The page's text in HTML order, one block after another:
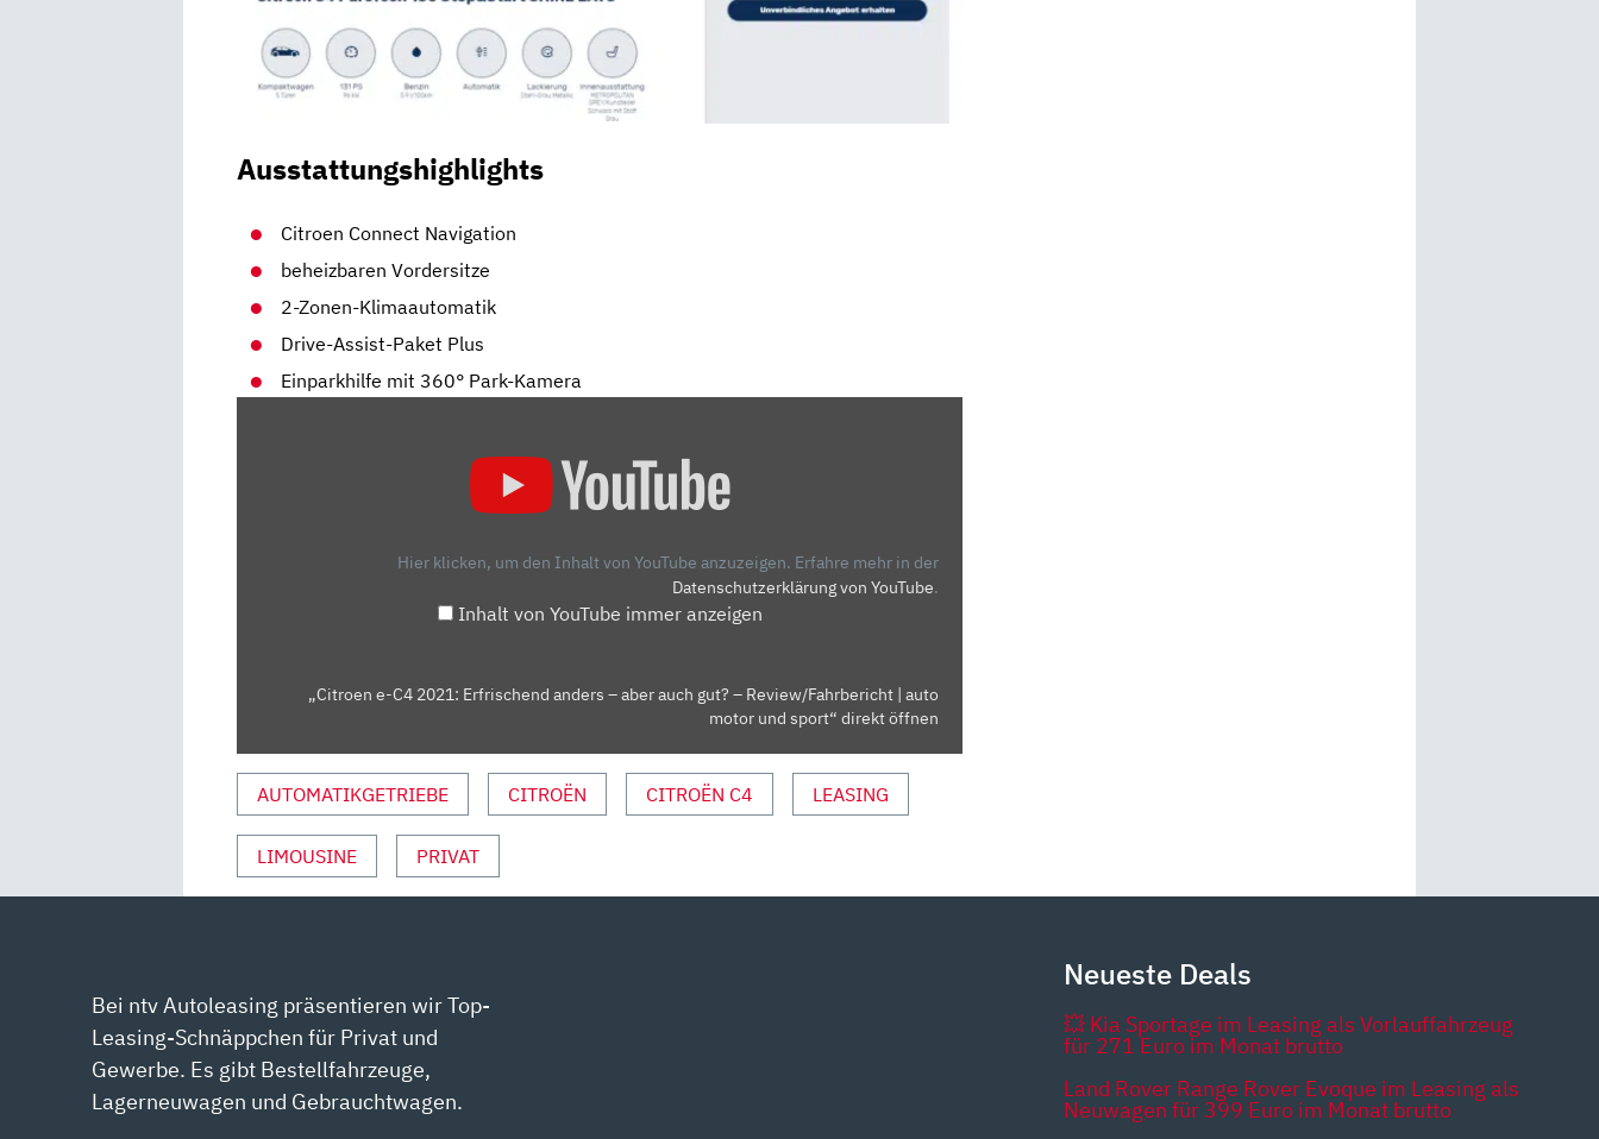
Ausstattungshighlights
Citroen Connect Navigation
beheizbaren Vordersitze
2-Zonen-Klimaautomatik
Drive-Assist-Paket Plus
Einparkhilfe mit 360° Park-Kamera
|
AUTO
MOTOR
UND
SPORT“
VON
Hier klicken, um den Inhalt von YouTube anzuzeigen. Erfahre mehr in der
Datenschutzerklärung von YouTube.
Inhalt von YouTube immer anzeigen
„Citroen e-C4 2021: Erfrischend anders – aber auch gut? – Review/Fahrbericht | auto
motor und sport“ direkt öffnen
AUTOMATIKGETRIEBE CITROËN CITROËN C4 LEASING
LIMOUSINE PRIVAT
Bei ntv Autoleasing präsentieren wir Top-
Leasing-Schnäppchen für Privat und
Gewerbe. Es gibt Bestellfahrzeuge,
Lagerneuwagen und Gebrauchtwagen.
Neueste Deals
💥 Kia Sportage im Leasing als Vorlauffahrzeug
für 271 Euro im Monat brutto
Land Rover Range Rover Evoque im Leasing als
Neuwagen für 399 Euro im Monat brutto